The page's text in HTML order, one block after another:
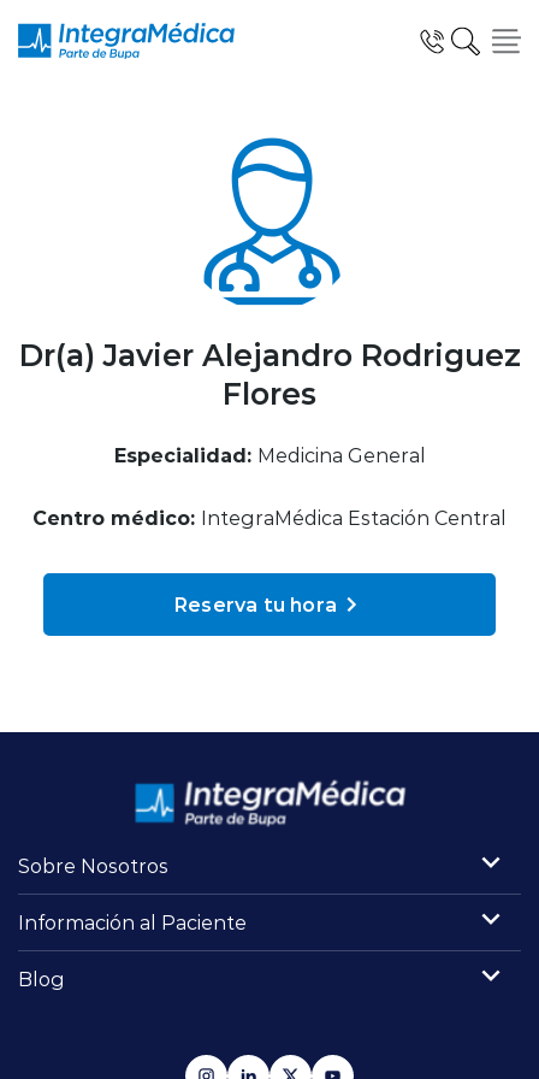
Especialidades y Servicios
Telemedicina Blua
Clínicas Dentales
Reserva de Horas
Mi Portal Bupa
Dr(a) Javier Alejandro Rodriguez
Flores
Especialidad: Medicina General
Centro médico: IntegraMédica Estación Central
Reserva tu hora
Sobre Nosotros
Información al Paciente
Blog